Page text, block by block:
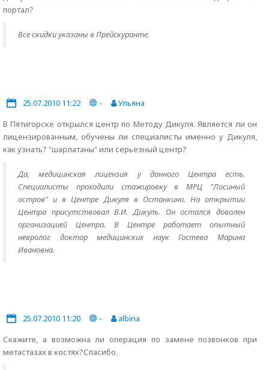
портал?
Все скидки указаны в Прейскуранте.
25.07.2010 11:22 -
Ульяна
В Пятигорске открылся центр по Методу Дикуля. Является ли он
лицензированным, обучены ли специалисты именно у Дикуля,
как узнать? "шарлатаны" или серьезный центр?
Да, медицинская лицензия у данного Центра есть.
Специалисты проходили стажировку в МРЦ "Лосиный
остров" и в Центре Дикуля в Останкино. На открытии
Центра присутствовал В.И. Дикуль. Он остался доволен
организацией Центра. В Центре работает опытный
невролог доктор медицинских наук Гостева Марина
Ивановна.
25.07.2010 11:20 -
albina
Скажите, а возможна ли операция по замене позвонков при
метастазах в костях?Спасибо.